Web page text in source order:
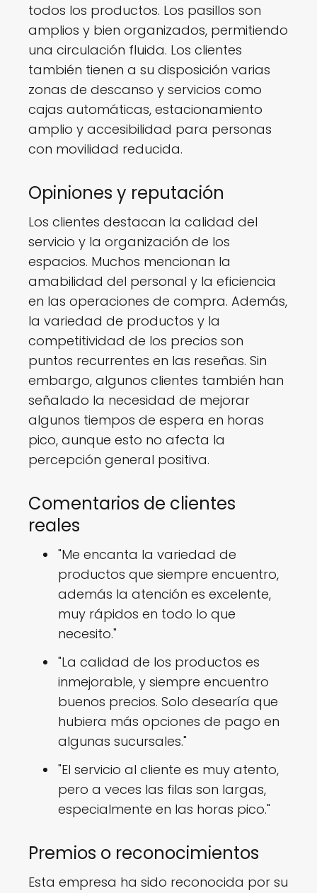
todos los productos. Los pasillos son
amplios y bien organizados, permitiendo
una circulación fluida. Los clientes
también tienen a su disposición varias
zonas de descanso y servicios como
cajas automáticas, estacionamiento
amplio y accesibilidad para personas
con movilidad reducida.
Opiniones y reputación
Los clientes destacan la calidad del
servicio y la organización de los
espacios. Muchos mencionan la
amabilidad del personal y la eficiencia
en las operaciones de compra. Además,
la variedad de productos y la
competitividad de los precios son
puntos recurrentes en las reseñas. Sin
embargo, algunos clientes también han
señalado la necesidad de mejorar
algunos tiempos de espera en horas
pico, aunque esto no afecta la
percepción general positiva.
Comentarios de clientes
reales
"Me encanta la variedad de
productos que siempre encuentro,
además la atención es excelente,
muy rápidos en todo lo que
necesito."
"La calidad de los productos es
inmejorable, y siempre encuentro
buenos precios. Solo desearía que
hubiera más opciones de pago en
algunas sucursales."
"El servicio al cliente es muy atento,
pero a veces las filas son largas,
especialmente en las horas pico."
Premios o reconocimientos
Esta empresa ha sido reconocida por su